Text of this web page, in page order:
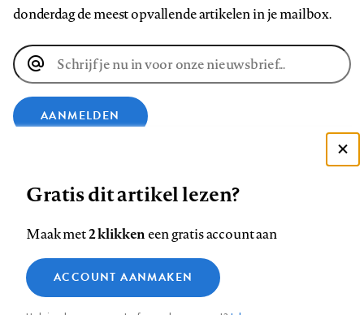
donderdag de meest opvallende artikelen in je mailbox.
E-
mailadres
AANMELDEN
op
Facebook
op
LinkedIn
op
Bluesky
ons
op
InstagramYouTube
Footer
Contact Colofon Disclaimer Privacy
Medische vragen verdienen
betrouwbare antwoorden
Zie onze cookie policy
Functionele cookies
Analytische cookies
Gratis dit artikel lezen?
Maak met2 klikkeneen gratis account aan
ACCOUNT AANMAKEN